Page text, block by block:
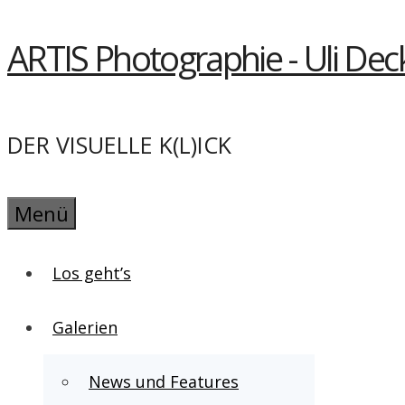
Springe
zum
ARTIS Photographie - Uli
DER VISUELLE K(L)ICK
Menü
Los geht’s
Galerien
News und Features